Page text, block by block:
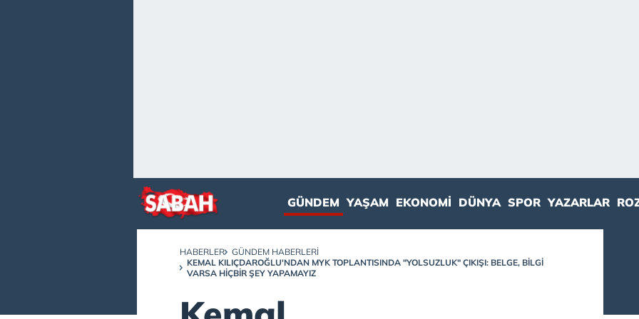
GÜNDEM YAŞAM EKONOMI DÜNYA SPOR YAZARLAR
HABERLER
GÜNDEM HABERLERI
KEMAL KILIÇDAROĞLU'NDAN MYK TOPLANTISINDA "YOLSUZLUK" ÇIKIŞI: BELGE, BILGI
VARSA HIÇBIR ŞEY YAPAMAYIZ